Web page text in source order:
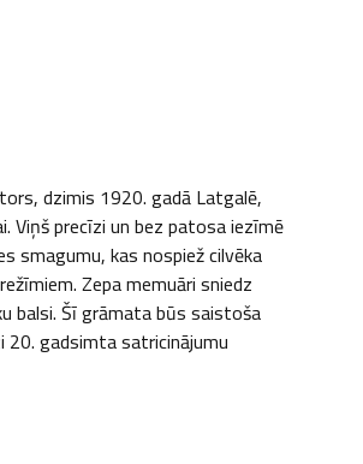
dzimis 1920. gadā Latgalē,
Viņš precīzi un bez patosa iezīmē
smagumu, kas nospiež cilvēka
Zepa memuāri sniedz
balsi. Šī grāmata būs saistoša
gadsimta satricinājumu